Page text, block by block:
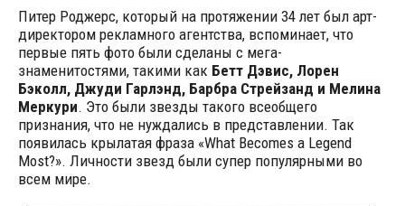
Питер Роджерс, который на протяжении 34 лет был арт-
директором рекламного агентства, вспоминает, что
первые пять фото были сделаны с мега-
знаменитостями, такими как Бетт Дэвис, Лорен
Бэколл, Джуди Гарлэнд, Барбра Стрейзанд и Мелина
Меркури. Это были звезды такого всеобщего
признания, что не нуждались в представлении. Так
появилась крылатая фраза «What Becomes a Legend
Most?». Личности звезд были супер популярными во
всем мире.